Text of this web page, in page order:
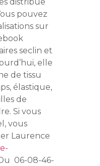
distribue
pouvez
sur
seclin et
elle
de tissu
élastique,
de
Si vous
vous
Laurence
06-08-46-